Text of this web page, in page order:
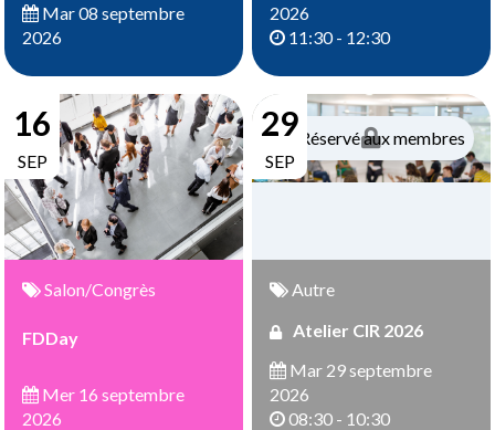
Mar 08 septembre
2026
2026
11:30 - 12:30
16
SEP
Salon/Congrès
FDDay
Mer 16 septembre
2026
29
SEP
Réservé aux membres
Autre
Atelier CIR 2026
Mar 29 septembre
2026
08:30 - 10:30